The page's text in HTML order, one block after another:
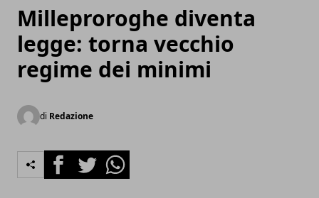
Milleproroghe diventa
legge: torna vecchio
regime dei minimi
di Redazione
FacebookTwitterWhatsapp